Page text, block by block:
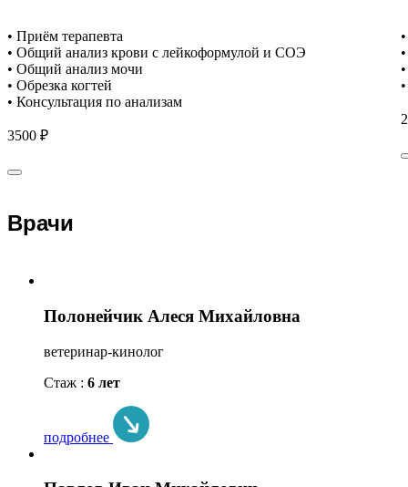
• Приём терапевта
• Общий анализ крови с лейкоформулой и СОЭ
• Общий анализ мочи
• Обрезка когтей
• Консультация по анализам
3500 ₽
Врачи
Полонейчик Алеся Михайловна
ветеринар-кинолог
Стаж : 6 лет
подробнее